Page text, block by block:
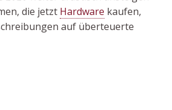
die jetzt Hardware kaufen,
auf überteuerte